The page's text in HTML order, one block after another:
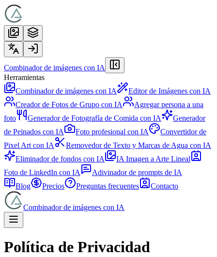
Combinador de imágenes con IA
Herramientas
Combinador de imágenes con IA
Editor de Imágenes con IA
Creador de Fotos de Grupo con IA
Agregar persona a una
foto
Generador de Fotografía de Comida con IA
Generador
de Peinados con IA
Foto profesional con IA
Convertidor de
Pixel Art con IA
Removedor de Texto y Marcas de Agua con IA
Eliminador de fondos con IA
IA Imagen a Arte Lineal
Foto de LinkedIn con IA
Adivinador de prompts de IA
Blog
Precios Preguntas frecuentes Contacto
Combinador de imágenes con IA
Política de Privacidad